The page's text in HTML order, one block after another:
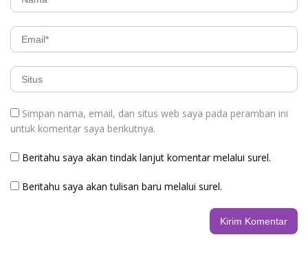
Simpan nama, email, dan situs web saya pada peramban ini
untuk komentar saya berikutnya.
Beritahu saya akan tindak lanjut komentar melalui surel.
Beritahu saya akan tulisan baru melalui surel.